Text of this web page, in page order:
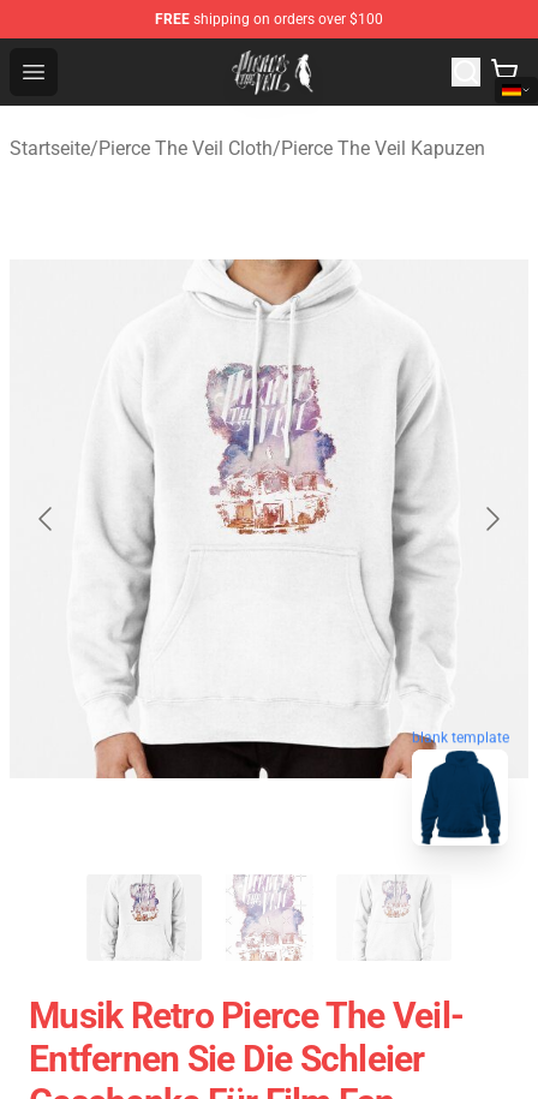
FREE shipping on orders over $100
Open menu
Pierce The Veil Store - Official Pierce The Veil
Startseite/Pierce The Veil Cloth/Pierce The Veil Kapuzen
blank template
Musik Retro Pierce The Veil-
Entfernen Sie Die Schleier